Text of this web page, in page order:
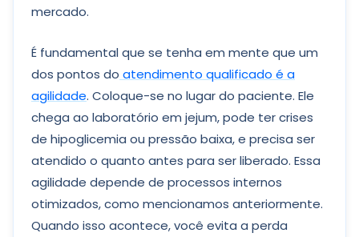
mercado.
É fundamental que se tenha em mente que um
dos pontos do atendimento qualificado é a
agilidade. Coloque-se no lugar do paciente. Ele
chega ao laboratório em jejum, pode ter crises
de hipoglicemia ou pressão baixa, e precisa ser
atendido o quanto antes para ser liberado. Essa
agilidade depende de processos internos
otimizados, como mencionamos anteriormente.
Quando isso acontece, você evita a perda